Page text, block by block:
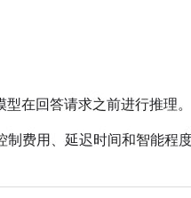
型在回答请求之前进行推理。
费用、延迟时间和智能程